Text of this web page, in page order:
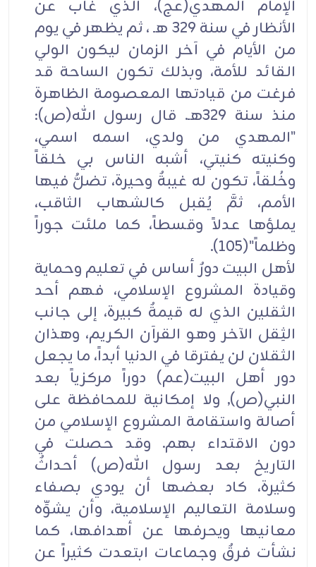
الإمام المهدي(عج)، الذي غاب عن
الأنظار في سنة 329 هـ ، ثم يظهر في يوم
من الأيام في آخر الزمان ليكون الولي
القائد للأمة، وبذلك تكون الساحة قد
فرغت من قيادتها المعصومة الظاهرة
منذ سنة 329هـ. قال رسول الله(ص):
"المهدي من ولدي، اسمه اسمي،
وكنيته كنيتي، أشبه الناس بي خلقاً
وخُلقاً، تكون له غيبةٌ وحيرة، تضلُّ فيها
الأمم، ثمَّ يُقبل كالشهاب الثاقب،
يملؤها عدلاً وقسطاً، كما ملئت جوراً
وظلماً"(105).
لأهل البيت دورٌ أساس في تعليم وحماية
وقيادة المشروع الإسلامي، فهم أحد
الثقلين الذي له قيمةٌ كبيرة، إلى جانب
الثِقل الآخر وهو القرآن الكريم، وهذان
الثقلان لن يفترقا في الدنيا أبداً، ما يجعل
دور أهل البيت(عم) دوراً مركزياً بعد
النبي(ص), ولا إمكانية للمحافظة على
أصالة واستقامة المشروع الإسلامي من
دون الاقتداء بهم. وقد حصلت في
التاريخ بعد رسول الله(ص) أحداثٌ
كثيرة، كاد بعضها أن يودي بصفاء
وسلامة التعاليم الإسلامية، وأن يشوِّه
معانيها ويحرفها عن أهدافها، كما
نشأت فرقٌ وجماعات ابتعدت كثيراً عن